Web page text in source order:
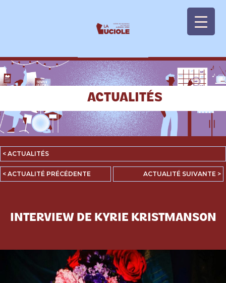
ACTUALITÉS
< ACTUALITÉS
< ACTUALITÉ PRÉCÉDENTE ACTUALITÉ SUIVANTE >
INTERVIEW DE KYRIE KRISTMANSON